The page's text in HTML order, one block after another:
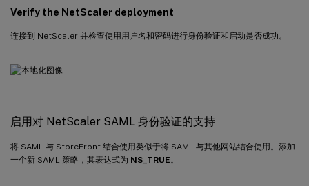
Verify the NetScaler deployment
连接到 NetScaler 并检查使用用户名和密码进行身份验证和启动是否成功。
启用对 NetScaler SAML 身份验证的支持
将 SAML 与 StoreFront 结合使用类似于将 SAML 与其他网站结合使用。添加
一个新 SAML 策略，其表达式为 NS_TRUE 。